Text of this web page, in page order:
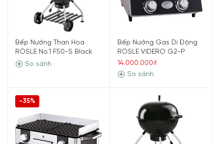
Bếp Nướng Than Hoa
RÖSLE No.1 F50-S Black
So sánh
Bếp Nướng Gas Di Động
RÖSLE VIDERO G2-P
14.000.000₫
So sánh
-35%